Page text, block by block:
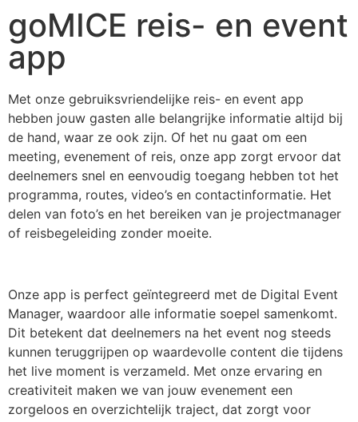
goMICE reis- en event
app
Met onze gebruiksvriendelijke reis- en event app
hebben jouw gasten alle belangrijke informatie altijd bij
de hand, waar ze ook zijn. Of het nu gaat om een
meeting, evenement of reis, onze app zorgt ervoor dat
deelnemers snel en eenvoudig toegang hebben tot het
programma, routes, video’s en contactinformatie. Het
delen van foto’s en het bereiken van je projectmanager
of reisbegeleiding zonder moeite.
Onze app is perfect geïntegreerd met de Digital Event
Manager, waardoor alle informatie soepel samenkomt.
Dit betekent dat deelnemers na het event nog steeds
kunnen teruggrijpen op waardevolle content die tijdens
het live moment is verzameld. Met onze ervaring en
creativiteit maken we van jouw evenement een
zorgeloos en overzichtelijk traject, dat zorgt voor